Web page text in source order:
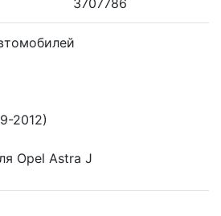
3707786
2012)
Opel Astra J